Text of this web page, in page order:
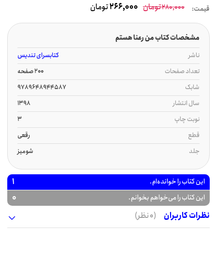
قیمت: 280,000تومان 266,000تومان
مشخصات کتاب من رعنا هستم
ناشر
کتابسرای تندیس
تعداد صفحات
200 صفحه
شابک
9789648944587
سال انتشار
1398
نوبت چاپ
3
قطع
رقعی
جلد
شومیز
این کتاب را خوانده‌ام. 1
این کتاب را می‌خواهم بخوانم.
0
نظرات کاربران
(0 نظر)